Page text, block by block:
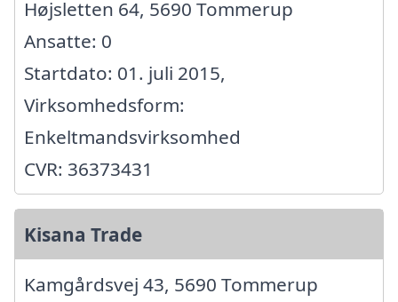
Højsletten 64, 5690 Tommerup
Ansatte: 0
Startdato: 01. juli 2015,
Virksomhedsform:
Enkeltmandsvirksomhed
CVR: 36373431
Kisana Trade
Kamgårdsvej 43, 5690 Tommerup